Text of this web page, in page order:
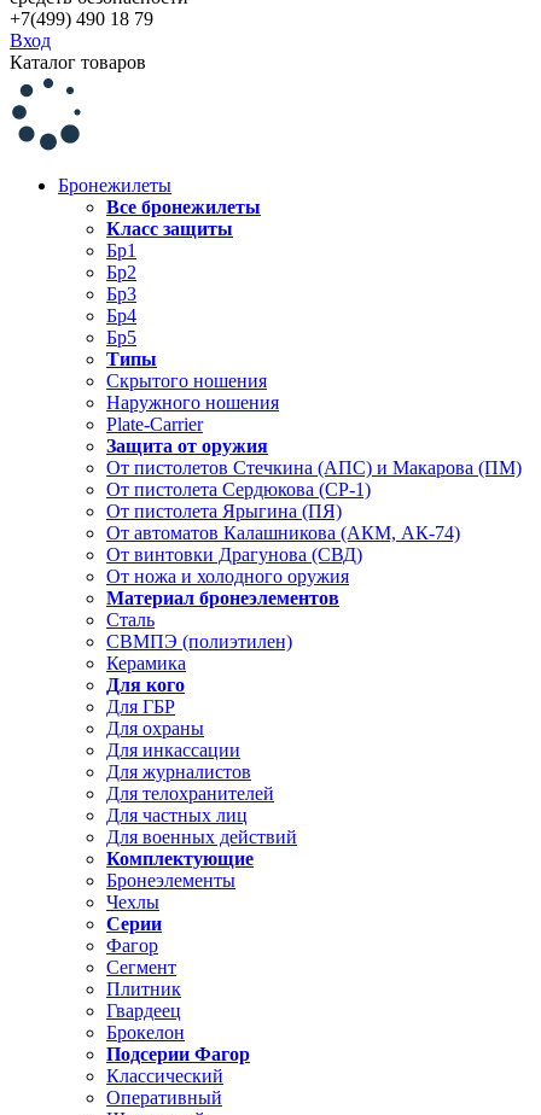
+7(499) 490 18 79
Вход
Каталог товаров
Бронежилеты
Все бронежилеты
Класс защиты
Бр1
Бр2
Бр3
Бр4
Бр5
Типы
Скрытого ношения
Наружного ношения
Plate-Carrier
Защита от оружия
От пистолетов Стечкина (АПС) и Макарова (ПМ)
От пистолета Сердюкова (СР-1)
От пистолета Ярыгина (ПЯ)
От автоматов Калашникова (АКМ, АК-74)
От винтовки Драгунова (СВД)
От ножа и холодного оружия
Материал бронеэлементов
Сталь
СВМПЭ (полиэтилен)
Керамика
Для кого
Для ГБР
Для охраны
Для инкассации
Для журналистов
Для телохранителей
Для частных лиц
Для военных действий
Комплектующие
Бронеэлементы
Чехлы
Серии
Фагор
Сегмент
Плитник
Гвардеец
Брокелон
Подсерии Фагор
Классический
Оперативный